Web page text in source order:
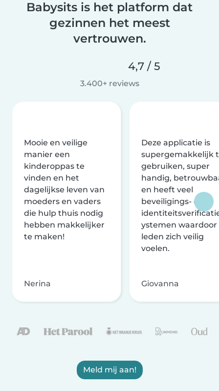
Babysits is het platform dat
gezinnen het meest
vertrouwen.
4,7 / 5
3.400+ reviews
Mooie en veilige
manier een
kinderoppas te
vinden en het
dagelijkse leven van
moeders en vaders
die hulp thuis nodig
hebben makkelijker
te maken!
Nerina
Deze applicatie is
supergemakkelijk
gebruiken, super
handig,
en heeft veel
beveiligings- en
ystemen waardoor
leden zich veilig
voelen.
Giovanna
Meld mij aan!